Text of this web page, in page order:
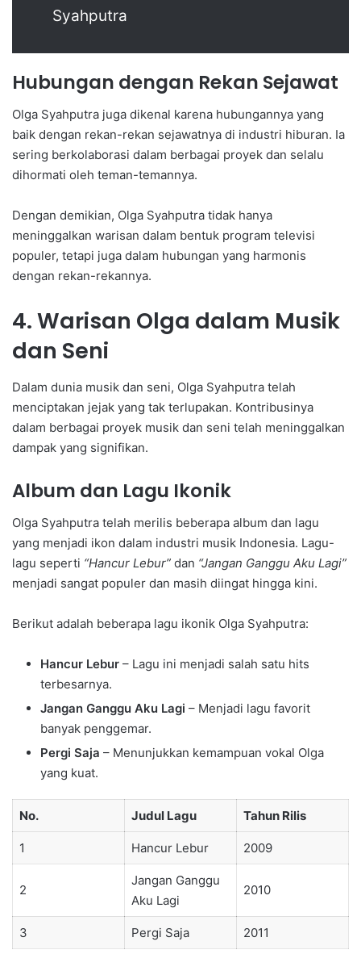
Syahputra
Hubungan dengan Rekan Sejawat
Olga Syahputra juga dikenal karena hubungannya yang
baik dengan rekan-rekan sejawatnya di industri hiburan. Ia
sering berkolaborasi dalam berbagai proyek dan selalu
dihormati oleh teman-temannya.
Dengan demikian, Olga Syahputra tidak hanya
meninggalkan warisan dalam bentuk program televisi
populer, tetapi juga dalam hubungan yang harmonis
dengan rekan-rekannya.
4. Warisan Olga dalam Musik
dan Seni
Dalam dunia musik dan seni, Olga Syahputra telah
menciptakan jejak yang tak terlupakan. Kontribusinya
dalam berbagai proyek musik dan seni telah meninggalkan
dampak yang signifikan.
Album dan Lagu Ikonik
Olga Syahputra telah merilis beberapa album dan lagu
yang menjadi ikon dalam industri musik Indonesia. Lagu-
lagu seperti “Hancur Lebur” dan “Jangan Ganggu Aku Lagi”
menjadi sangat populer dan masih diingat hingga kini.
Berikut adalah beberapa lagu ikonik Olga Syahputra:
Hancur Lebur – Lagu ini menjadi salah satu hits
terbesarnya.
Jangan Ganggu Aku Lagi – Menjadi lagu favorit
banyak penggemar.
Pergi Saja – Menunjukkan kemampuan vokal Olga
yang kuat.
No. Judul Lagu Tahun Rilis
1 Hancur Lebur 2009
2
Jangan Ganggu
Aku Lagi
2010
3 Pergi Saja 2011